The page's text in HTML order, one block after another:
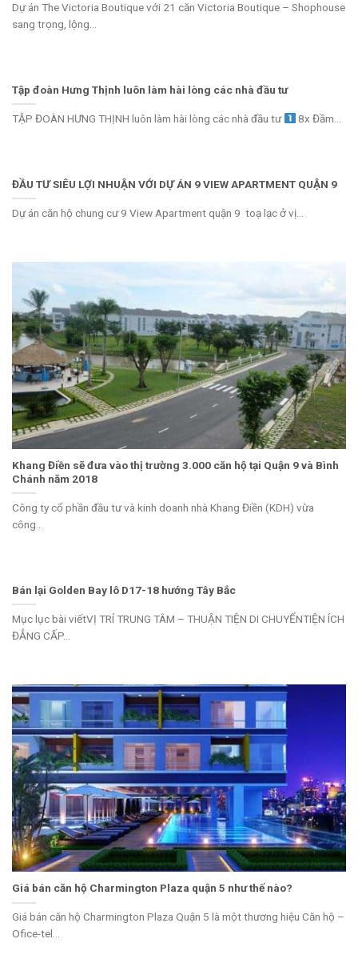
Dự án The Victoria Boutique với 21 căn Victoria Boutique – Shophouse
sang trọng, lộng...
Tập đoàn Hưng Thịnh luôn làm hài lòng các nhà đầu tư
TẬP ĐOÀN HƯNG THỊNH luôn làm hài lòng các nhà đầu tư 8x Đầm...
ĐẦU TƯ SIÊU LỢI NHUẬN VỚI DỰ ÁN 9 VIEW APARTMENT QUẬN 9
Dự án căn hộ chung cư 9 View Apartment quận 9 toạ lạc ở vị...
Khang Điền sẽ đưa vào thị trường 3.000 căn hộ tại Quận 9 và Bình
Chánh năm 2018
Công ty cổ phần đầu tư và kinh doanh nhà Khang Điền (KDH) vừa
công...
Bán lại Golden Bay lô D17-18 hướng Tây Bắc
Mục lục bài viếtVỊ TRÍ TRUNG TÂM – THUẬN TIỆN DI CHUYỂNTIỆN ÍCH
ĐẲNG CẤP...
Giá bán căn hộ Charmington Plaza quận 5 như thế nào?
Giá bán căn hộ Charmington Plaza Quận 5 là một thương hiệu Căn hộ –
Ofice-tel...